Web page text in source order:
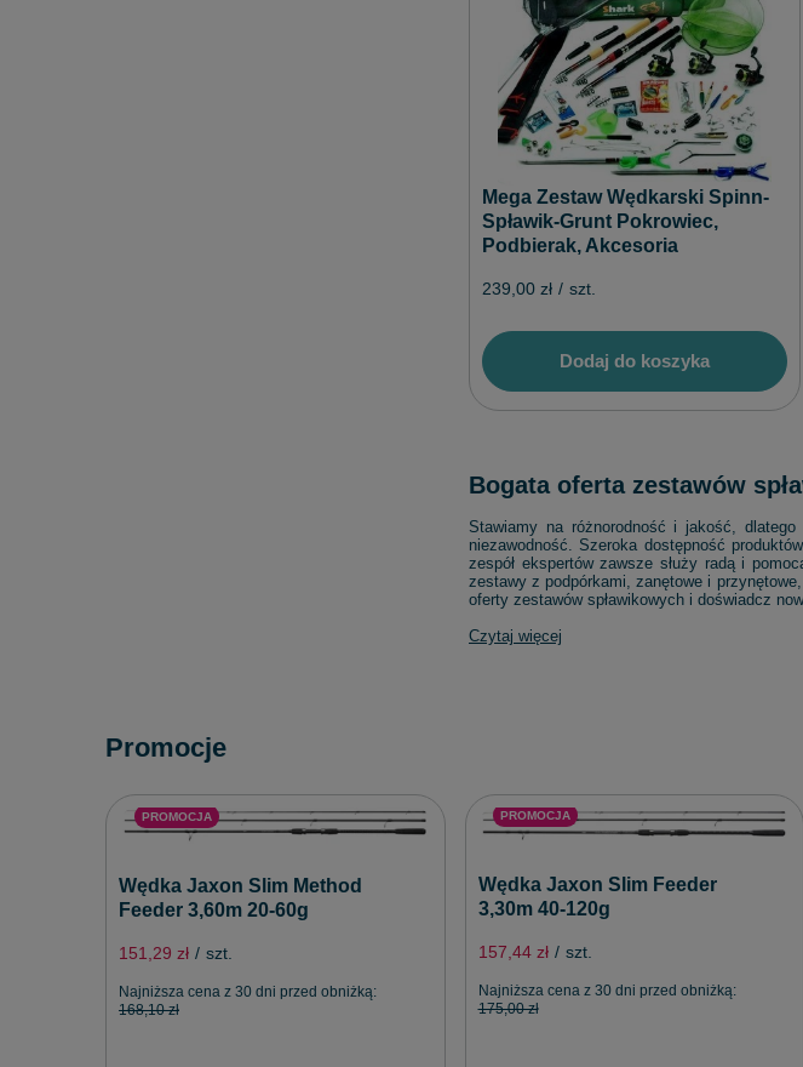
Mega Zestaw Wędkarski Spinn-
Spławik-Grunt Pokrowiec,
Podbierak, Akcesoria
239,00 zł / szt.
Dodaj do koszyka
Bogata oferta zestawów
Stawiamy na różnorodność i jakość,
niezawodność. Szeroka dostępność
zespół ekspertów zawsze służy radą i
zestawy z podpórkami, zanętowe i
oferty zestawów spławikowych i doświadcz
Czytaj więcej
Promocje
PROMOCJA
Wędka Jaxon Slim Method
Feeder 3,60m 20-60g
151,29 zł / szt.
Najniższa cena z 30 dni przed obniżką:
168,10 zł
PROMOCJA
Wędka Jaxon Slim Feeder
3,30m 40-120g
157,44 zł / szt.
Najniższa cena z 30 dni przed obniżką:
175,00 zł